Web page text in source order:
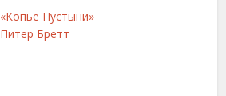
«Копье Пустыни»
Питер Бретт